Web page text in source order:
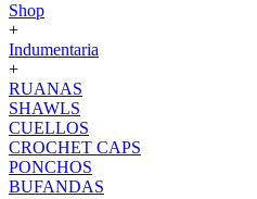
Shop
+
Indumentaria
+
RUANAS
SHAWLS
CUELLOS
CROCHET CAPS
PONCHOS
BUFANDAS